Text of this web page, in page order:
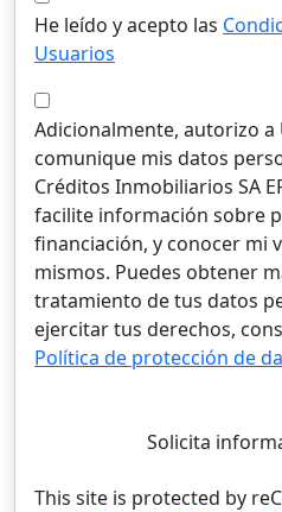
He leído y acepto las
Usuarios
Adicionalmente, autorizo a
comunique mis datos
Créditos Inmobiliarios SA
facilite información sobre
financiación, y conocer mi
mismos. Puedes obtener
tratamiento de tus datos
ejercitar tus derechos,
Política de protección de
Solicita
This site is protected by